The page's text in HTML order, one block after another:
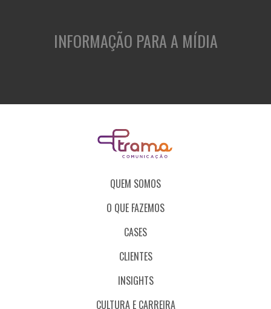
INFORMAÇÃO PARA A MÍDIA
QUEM SOMOS
O QUE FAZEMOS
CASES
CLIENTES
INSIGHTS
CULTURA E CARREIRA